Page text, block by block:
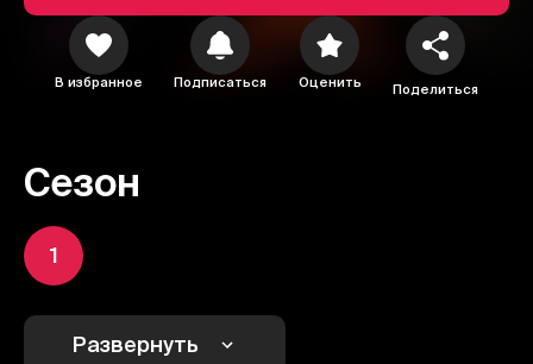
В избранное Подписаться Оценить Поделиться
Сезон
1
Развернуть Отправить